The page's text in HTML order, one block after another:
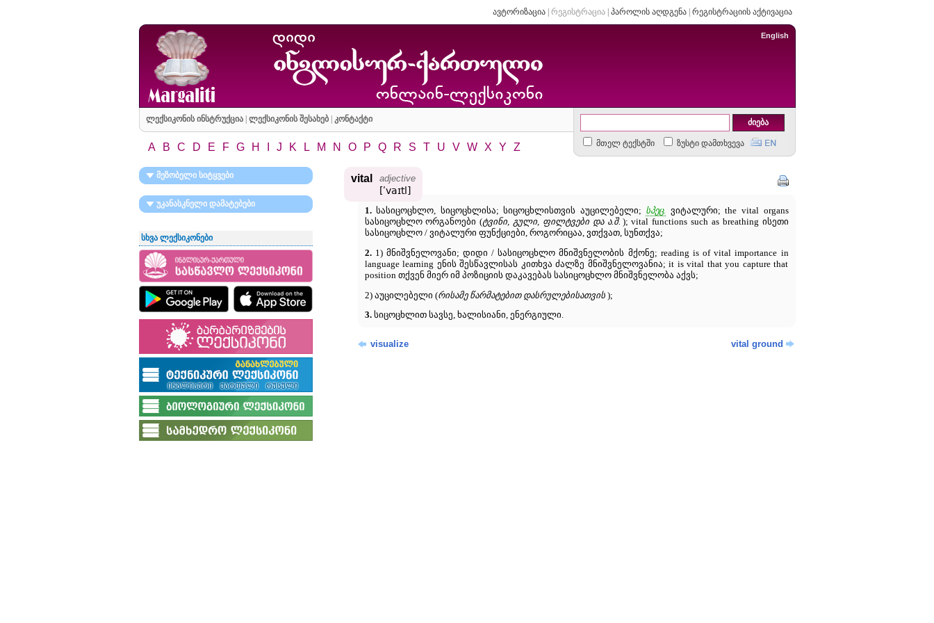
ავტორიზაცია| რეგისტრაცია| პაროლის აღდგენა| რეგისტრაციის აქტივაცია
English
ლექსიკონის ინსტრუქცია| ლექსიკონის შესახებ| კონტაქტი
მთელ ტექსტში ზუსტი დამთხვევა
A B C D E F G H J K L M N O P Q R S T U V W X Y Z
მეზობელი სიტყვები
უკანასკნელი დამატებები
სხვა ლექსიკონები
vital adjective
[ʹvaɪtl]
1.სასიცოცხლო, სიცოცხლისა; სიცოცხლისთვის აუცილებელი; სპეც. ვიტალური; the vital organs
სასიცოცხლო ორგანოები (ტვინი, გული, ფილტვები და ა.შ. ); vital functions such as breathing ისეთი
სასიცოცხლო / ვიტალური ფუნქციები, როგორიცაა, ვთქვათ, სუნთქვა;
2.1) მნიშვნელოვანი; დიდი / სასიცოცხლო მნიშვნელობის მქონე; reading is of vital importance in
language learning ენის შესწავლისას კითხვა ძალზე მნიშვნელოვანია; it is vital that you capture that
position თქვენ მიერ იმ პოზიციის დაკავებას სასიცოცხლო მნიშვნელობა აქვს;
2) აუცილებელი (რისამე წარმატებით დასრულებისათვის );
3.სიცოცხლით სავსე, ხალისიანი, ენერგიული.
visualize vital ground